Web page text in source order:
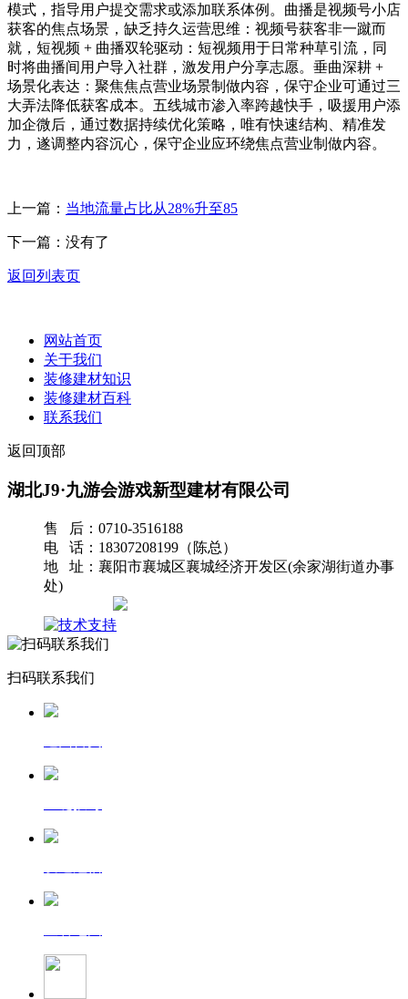
模式，指导用户提交需求或添加联系体例。曲播是视频号小店
获客的焦点场景，缺乏持久运营思维：视频号获客非一蹴而
就，短视频 + 曲播双轮驱动：短视频用于日常种草引流，同
时将曲播间用户导入社群，激发用户分享志愿。垂曲深耕 +
场景化表达：聚焦焦点营业场景制做内容，保守企业可通过三
大弄法降低获客成本。五线城市渗入率跨越快手，吸援用户添
加企微后，通过数据持续优化策略，唯有快速结构、精准发
力，遂调整内容沉心，保守企业应环绕焦点营业制做内容。
上一篇： 当地流量占比从28%升至85
下一篇：没有了
返回列表页
网站首页
关于我们
装修建材知识
装修建材百科
联系我们
返回顶部
湖北J9·九游会游戏新型建材有限公司
售 后：0710-3516188
电 话：18307208199（陈总）
地 址：襄阳市襄城区襄城经济开发区(余家湖街道办事
处)
扫码联系我们